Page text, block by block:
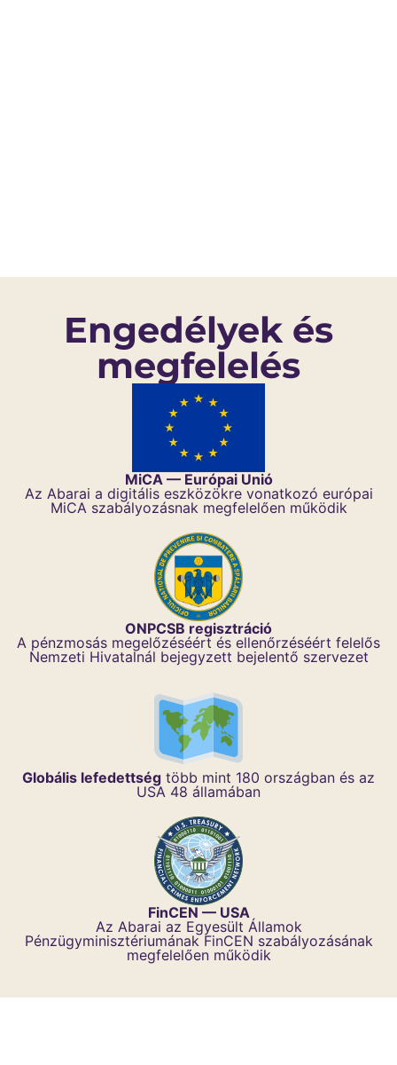
Engedélyek és
megfelelés
MiCA — Európai Unió
Az Abarai a digitális eszközökre vonatkozó európai
MiCA szabályozásnak megfelelően működik
ONPCSB regisztráció
A pénzmosás megelőzéséért és ellenőrzéséért felelős
Nemzeti Hivatalnál bejegyzett bejelentő szervezet
Globális lefedettség több mint 180 országban és az
USA 48 államában
FinCEN — USA
Az Abarai az Egyesült Államok
Pénzügyminisztériumának FinCEN szabályozásának
megfelelően működik